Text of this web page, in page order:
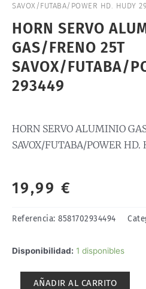
SAVOX/FUTABA/POWER HD. HUDY
HORN SERVO
GAS/FRENO 25T
SAVOX/FUTABA/
293449
HORN SERVO ALUMINIO
SAVOX/FUTABA/POWER
19,99 €
Referencia: 8581702934494
Disponibilidad: 1 disponibles
HORN
ALUMINIO
AÑADIR AL CARRITO